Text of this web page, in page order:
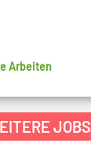
Arbeiten
JOBS